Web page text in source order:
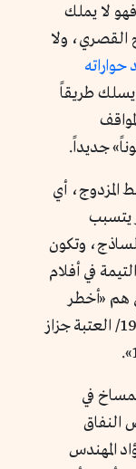
لا يملك
ولا
طريقاً
جديداً.
المزدوج، أي
يتسبب
وتكون
في أفلام
هم «أخطر
رجل في العالم 1967/ المليونير المزيف 1968/ العتبة جزاز
في
النفاق
المهندس